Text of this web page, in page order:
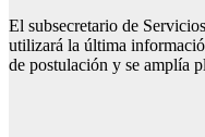
El subsecretario de
utilizará la última
de postulación y se amplía